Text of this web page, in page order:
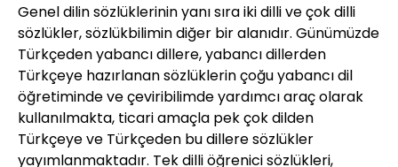
Genel dilin sözlüklerinin yanı sıra iki dilli ve çok dilli
sözlükler, sözlükbilimin diğer bir alanıdır. Günümüzde
Türkçeden yabancı dillere, yabancı dillerden
Türkçeye hazırlanan sözlüklerin çoğu yabancı dil
öğretiminde ve çeviribilimde yardımcı araç olarak
kullanılmakta, ticari amaçla pek çok dilden
Türkçeye ve Türkçeden bu dillere sözlükler
yayımlanmaktadır. Tek dilli öğrenici sözlükleri,